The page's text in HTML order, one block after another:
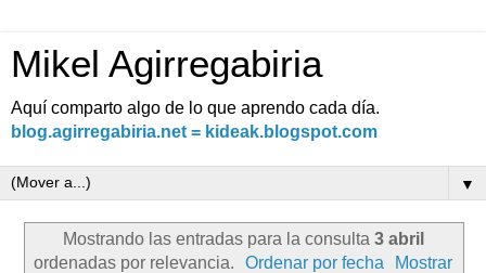
Mikel Agirregabiria
Aquí comparto algo de lo que aprendo cada día.
blog.agirregabiria.net = kideak.blogspot.com
▼
Mostrando las entradas para la consulta 3 abril
ordenadas por relevancia.
Ordenar por fecha
Mostrar